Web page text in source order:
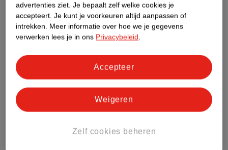
Etiketinformatie
Nature Impact Score
Dit product heeft (nog) geen Nature
Impact Score.
advertenties ziet. Je bepaalt zelf welke cookies je
accepteert. Je kunt je voorkeuren altijd aanpassen of
intrekken. Meer informatie over hoe we je gegevens
verwerken lees je in ons Privacybeleid.
Zelf cookies beheren
Weigeren
Accepteer